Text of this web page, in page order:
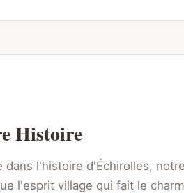
Histoire
dans l'histoire d'Échirolles,
l'esprit village qui fait le